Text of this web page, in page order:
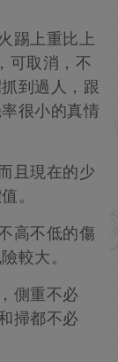
踢上重比上
可取消，不
到過人，跟
很小的真情
且現在的少
。
高不低的傷
較大。
側重不必
掃都不必